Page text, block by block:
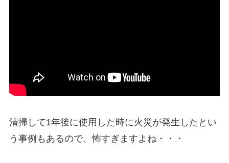
清掃して1年後に使用した時に火災が発生したとい
う事例もあるので、怖すぎますよね・・・